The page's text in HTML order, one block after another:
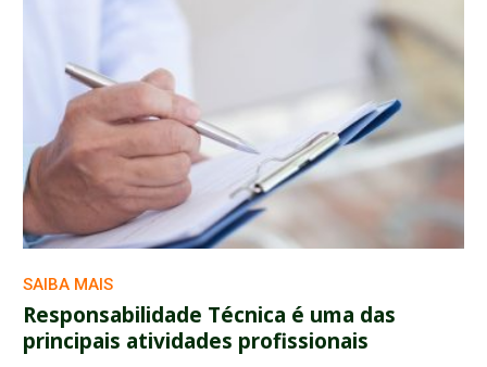
SAIBA MAIS
Responsabilidade Técnica é uma das
principais atividades profissionais